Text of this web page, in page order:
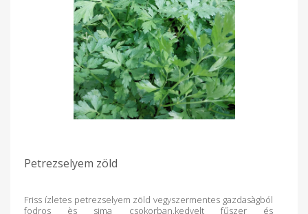
Petrezselyem zöld
Friss ízletes petrezselyem zöld vegyszermentes gazdasàgból
fodros ès sima csokorban,kedvelt fűszer és